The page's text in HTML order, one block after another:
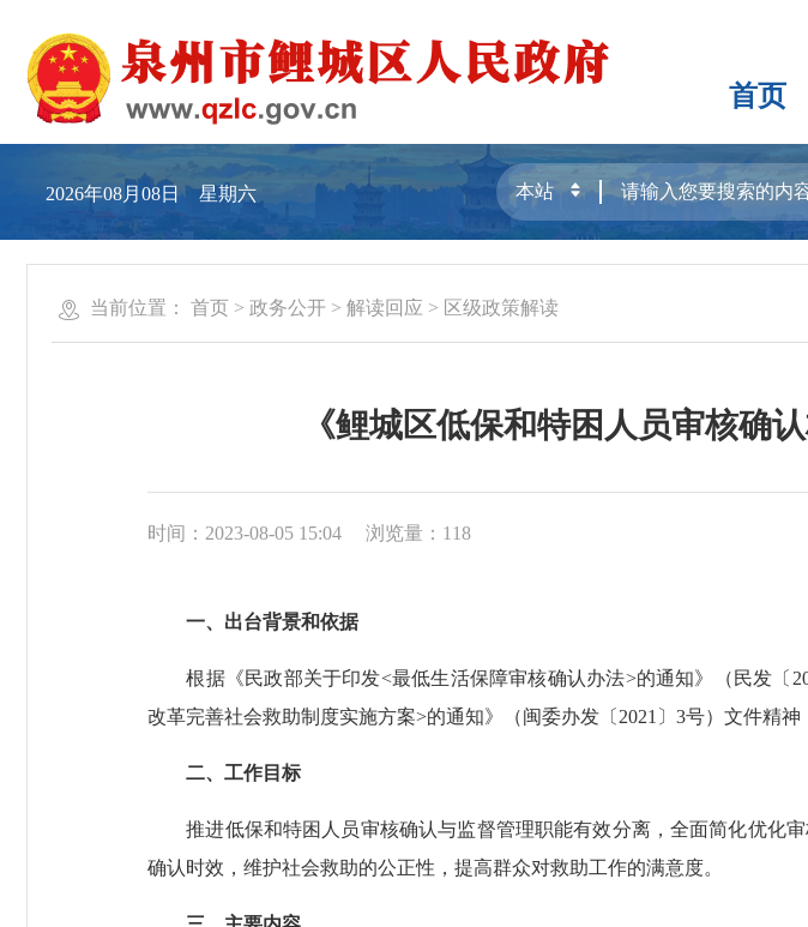
首页
2026年08月08日 星期六
当前位置： 首页 > 政务公开 > 解读回应 > 区级政策解读
《鲤城区低保和特困人员审核确
时间：2023-08-05 15:04 浏览量： 118
一、出台背景和依据
根据《民政部关于印发<最低生活保障审核确认办法>的通知》（民发〔
改革完善社会救助制度实施方案>的通知》（闽委办发〔2021〕3号）文件精神
二、工作目标
推进低保和特困人员审核确认与监督管理职能有效分离，全面简化优化
确认时效，维护社会救助的公正性，提高群众对救助工作的满意度。